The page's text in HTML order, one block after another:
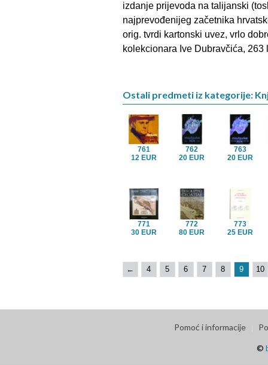
izdanje prijevoda na talijanski
najprevođenijeg začetnika
orig. tvrdi kartonski uvez, vrlo
kolekcionara Ive Dubravčića, 263
Ostali predmeti iz kategorije:
761
12 EUR
762
20 EUR
763
20 EUR
771
30 EUR
772
80 EUR
773
25 EUR
← 4 5 6 7 8 9 10
Pomoć i informacije
©